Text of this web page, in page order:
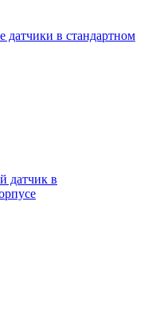
датчики в стандартном
датчик в